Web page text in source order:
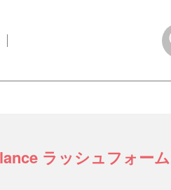
ラッシュフォー